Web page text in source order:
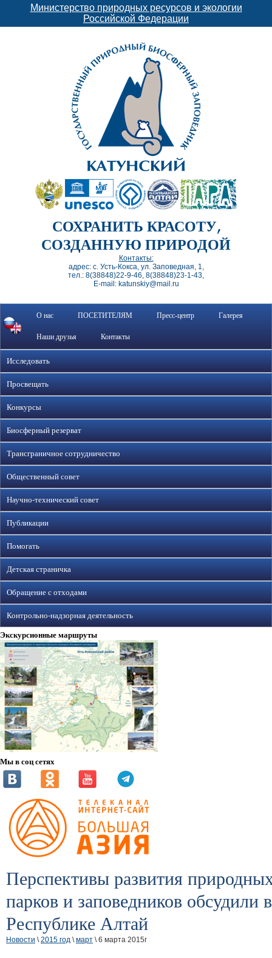
Министерство природных ресурсов и экологии
Российской Федерации
СОХРАНИТЬ КРАСОТУ,
СОЗДАННУЮ ПРИРОДОЙ
Контакты:
адрес: с. Усть-Кокса, ул. Заповедная, 1,
тел.: 8(38848)22-9-46, 8(38848)23-1-43,
E-mail: katunskiy@mail.ru
О нас ПОСЕТИТЕЛЯМ Пресс-центр Галерея
Наши друзья Контакты
Исследовать
Просвещать
Конкурсы
Биосферный резерват
Трансграничное сотрудничество
Общественный совет
Научно-технический совет
Публикации
Помогать
Детская страничка
Обращение с отходами
Контрольно-надзорная деятельность
Экскурсионные маршруты
Мы в соц сетях
Перспективы развития
парков и заповедников обсудили в
Республике Алтай
Новости \2015 год \март \ 6 марта 2015г